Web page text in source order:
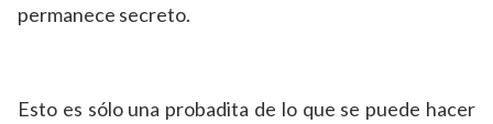
permanece secreto.
Esto es sólo una probadita de lo que se puede hacer